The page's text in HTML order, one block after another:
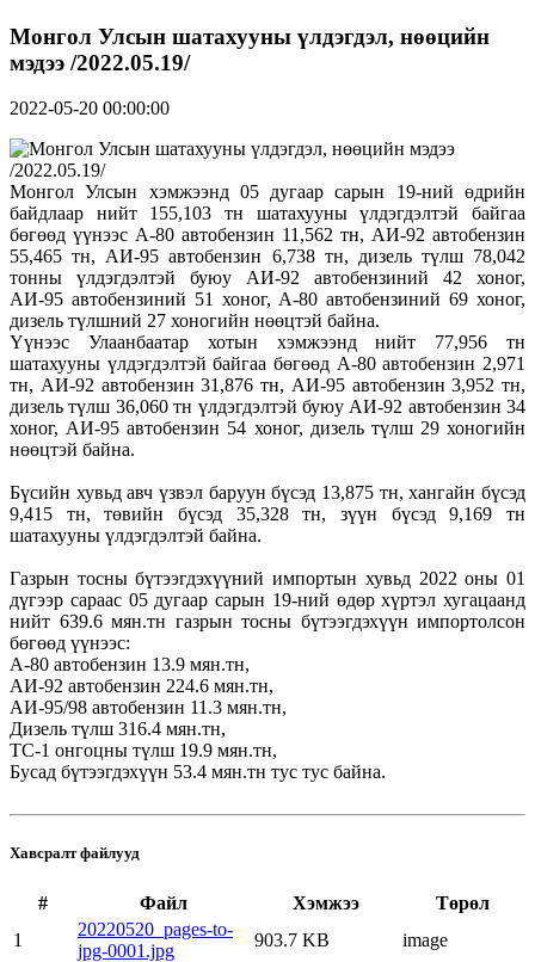
Монгол Улсын шатахууны үлдэгдэл, нөөцийн
мэдээ /2022.05.19/
2022-05-20 00:00:00
Монгол Улсын хэмжээнд 05 дугаар сарын 19-ний өдрийн
байдлаар нийт 155,103 тн шатахууны үлдэгдэлтэй байгаа
бөгөөд үүнээс А-80 автобензин 11,562 тн, АИ-92 автобензин
55,465 тн, АИ-95 автобензин 6,738 тн, дизель түлш 78,042
тонны үлдэгдэлтэй буюу АИ-92 автобензиний 42 хоног,
АИ-95 автобензиний 51 хоног, А-80 автобензиний 69 хоног,
дизель түлшний 27 хоногийн нөөцтэй байна.
Үүнээс Улаанбаатар хотын хэмжээнд нийт 77,956 тн
шатахууны үлдэгдэлтэй байгаа бөгөөд А-80 автобензин 2,971
тн, АИ-92 автобензин 31,876 тн, АИ-95 автобензин 3,952 тн,
дизель түлш 36,060 тн үлдэгдэлтэй буюу АИ-92 автобензин 34
хоног, АИ-95 автобензин 54 хоног, дизель түлш 29 хоногийн
нөөцтэй байна.
Бүсийн хувьд авч үзвэл баруун бүсэд 13,875 тн, хангайн бүсэд
9,415 тн, төвийн бүсэд 35,328 тн, зүүн бүсэд 9,169 тн
шатахууны үлдэгдэлтэй байна.
Газрын тосны бүтээгдэхүүний импортын хувьд 2022 оны 01
дүгээр сараас 05 дугаар сарын 19-ний өдөр хүртэл хугацаанд
нийт 639.6 мян.тн газрын тосны бүтээгдэхүүн импортолсон
бөгөөд үүнээс:
А-80 автобензин 13.9 мян.тн,
АИ-92 автобензин 224.6 мян.тн,
АИ-95/98 автобензин 11.3 мян.тн,
Дизель түлш 316.4 мян.тн,
ТС-1 онгоцны түлш 19.9 мян.тн,
Бусад бүтээгдэхүүн 53.4 мян.тн тус тус байна.
Хавсралт файлууд
# Файл Хэмжээ
Төрөл
1
20220520_pages-to-
jpg-0001.jpg
903.7 KB image